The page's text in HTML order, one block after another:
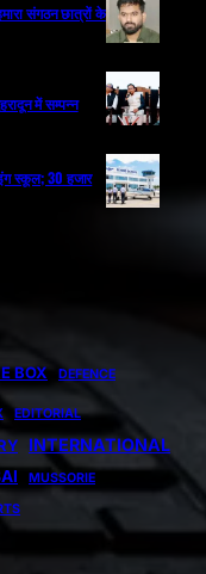
संगठन छात्रों के
में सम्पन्न
स्कूल; 30 हजार
BOX DEFENCE
EDITORIAL
INTERNATIONAL
MUSSORIE